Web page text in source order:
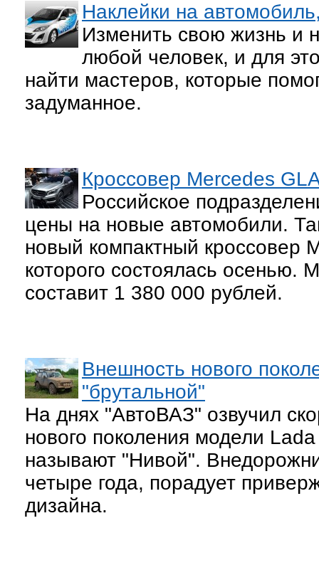
Наклейки на
Изменить свою жизнь и
любой человек, и для
найти мастеров, которые
задуманное.
Кроссовер Mercedes
Российское
цены на новые автомобили.
новый компактный кроссовер
которого состоялась
составит 1 380 000 рублей.
Внешность нового
"брутальной"
На днях "АвтоВАЗ" озвучил
нового поколения модели
называют "Нивой".
четыре года, порадует
дизайна.